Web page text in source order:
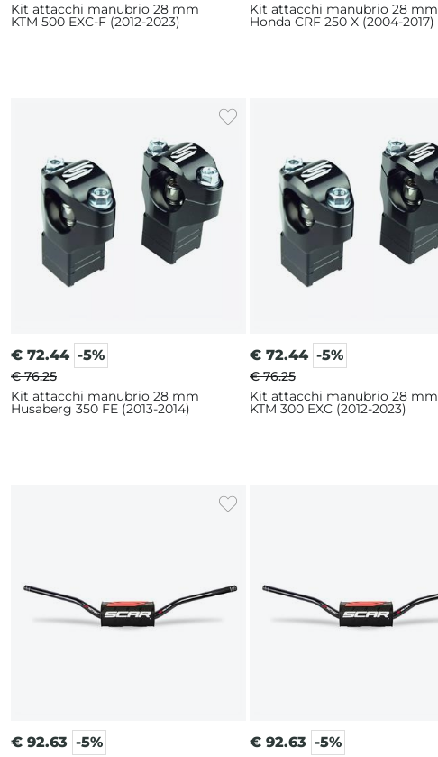
Kit attacchi manubrio 28 mm
KTM 500 EXC-F (2012-2023)
Kit attacchi manubrio 28 mm
Honda CRF 250 X (2004-2017)
€ 72.44 -5%
€ 76.25
Kit attacchi manubrio 28 mm
Husaberg 350 FE (2013-2014)
€ 72.44 -5%
€ 76.25
Kit attacchi manubrio 28 mm
KTM 300 EXC (2012-2023)
€ 92.63 -5% € 92.63 -5%